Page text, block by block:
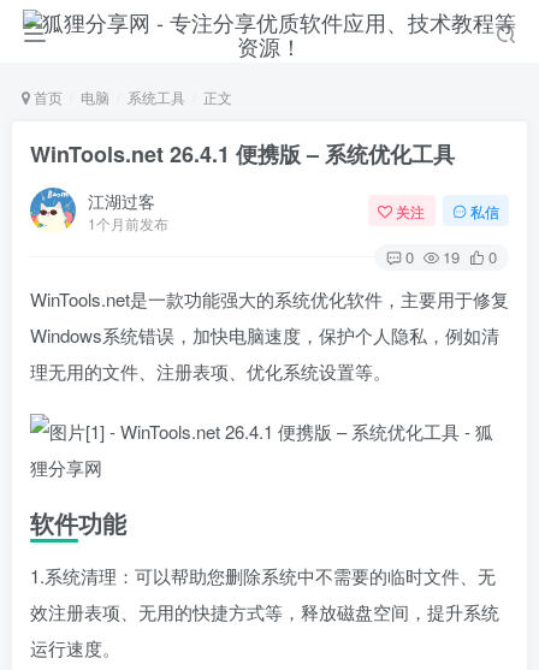
首页 电脑 系统工具 正文
WinTools.net 26.4.1 便携版 – 系统优化工具
江湖过客
1个月前发布
关注 私信
0 19 0
WinTools.net是一款功能强大的系统优化软件，主要用于修复
Windows系统错误，加快电脑速度，保护个人隐私，例如清
理无用的文件、注册表项、优化系统设置等。
软件功能
1.系统清理：可以帮助您删除系统中不需要的临时文件、无
效注册表项、无用的快捷方式等，释放磁盘空间，提升系统
运行速度。